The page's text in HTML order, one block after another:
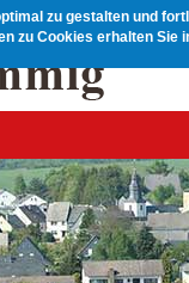
zu gestalten und
zu Cookies erhalten Sie